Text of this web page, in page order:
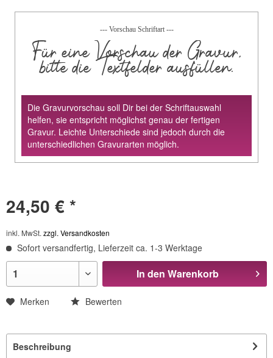
--- Vorschau Schriftart ---
Für eine Vorschau der Gravur,
bitte die Textfelder ausfüllen.
Die Gravurvorschau soll Dir bei der Schriftauswahl
helfen, sie entspricht möglichst genau der fertigen
Gravur. Leichte Unterschiede sind jedoch durch die
unterschiedlichen Gravurarten möglich.
24,50 € *
inkl. MwSt.zzgl. Versandkosten
Sofort versandfertig, Lieferzeit ca. 1-3 Werktage
In den Warenkorb
Merken Bewerten
Beschreibung